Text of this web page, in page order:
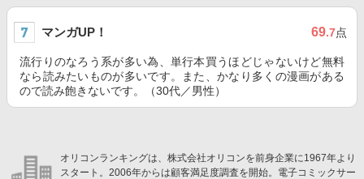
マンガUP！ 69.7点
流行りのなろう系が多い為、単行本買うほどじゃないけど無料
なら読みたいものが多いです。また、かなり多くの漫画がある
ので読み飽きないです。（30代／男性）
オリコンランキングは、株式会社オリコンを前身企業に1967年より
スタート。2006年からは顧客満足度調査を開始。電子コミックサー